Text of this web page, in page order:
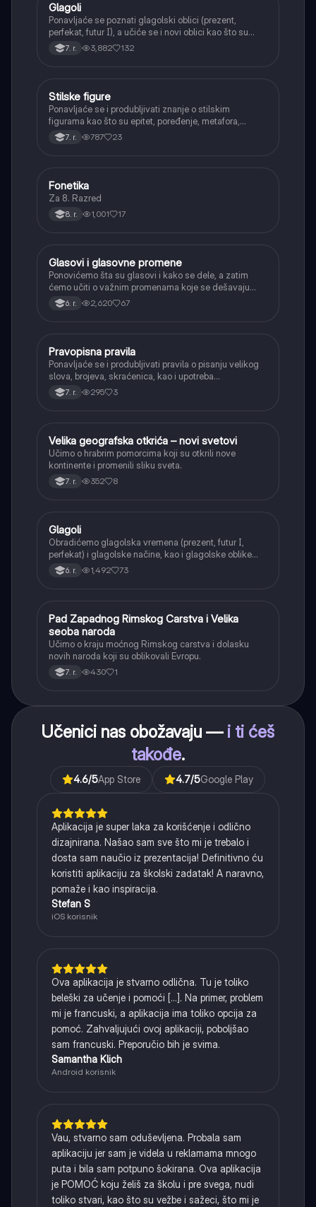
Srpski jezik
Glagoli
Ponavljaće se poznati glagolski oblici (prezent,
perfekat, futur I), a učiće se i novi oblici kao što su
aorist, imperfekat, pluskvamperfekat, futur II, kao i
glagolski prilozi i pridevi.
7. r. 3,882 132
Srpski jezik
Stilske figure
Ponavljaće se i produbljivati znanje o stilskim
figurama kao što su epitet, poređenje, metafora,
personifikacija, hiperbola, onomatopeja, aliteracija i
asonanca, razumevajući njihovu ulogu u tekstu.
7. r. 787 23
Srpski jezik
Fonetika
Za 8. Razred
8. r. 1,001 17
Srpski jezik
Glasovi i glasovne promene
Ponovićemo šta su glasovi i kako se dele, a zatim
ćemo učiti o važnim promenama koje se dešavaju
kada se glasovi nađu jedan pored drugog u rečima
(npr. jednačenje suglasnika po zvučnosti i mestu
6. r. 2,620 67
Srpski jezik
Pravopisna pravila
Ponavljaće se i produbljivati pravila o pisanju velikog
slova, brojeva, skraćenica, kao i upotreba
interpunkcije, sa posebnim fokusom na zarez u
složenoj rečenici.
7. r. 295 3
Istorija
Velika geografska otkrića – novi svetovi
Učimo o hrabrim pomorcima koji su otkrili nove
kontinente i promenili sliku sveta.
7. r. 352 8
Srpski jezik
Glagoli
Obradićemo glagolska vremena (prezent, futur I,
perfekat) i glagolske načine, kao i glagolske oblike
(infinitiv, glagolski pridevi i prilozi) i glagolski vid
(svršeni i nesvršeni).
6. r. 1,492 73
Istorija
Pad Zapadnog Rimskog Carstva i Velika
seoba naroda
Učimo o kraju moćnog Rimskog carstva i dolasku
novih naroda koji su oblikovali Evropu.
7. r. 430 1
Učenici nas obožavaju — i ti ćeš
takođe.
4.6/5App Store 4.7/5Google Play
Aplikacija je super laka za korišćenje i odlično
dizajnirana. Našao sam sve što mi je trebalo i
dosta sam naučio iz prezentacija! Definitivno ću
koristiti aplikaciju za školski zadatak! A naravno,
pomaže i kao inspiracija.
Stefan S
iOS korisnik
Ova aplikacija je stvarno odlična. Tu je toliko
beleški za učenje i pomoći [...]. Na primer, problem
mi je francuski, a aplikacija ima toliko opcija za
pomoć. Zahvaljujući ovoj aplikaciji, poboljšao
sam francuski. Preporučio bih je svima.
Samantha Klich
Android korisnik
Vau, stvarno sam oduševljena. Probala sam
aplikaciju jer sam je videla u reklamama mnogo
puta i bila sam potpuno šokirana. Ova aplikacija
je POMOĆ koju želiš za školu i pre svega, nudi
toliko stvari, kao što su vežbe i sažeci, što mi je